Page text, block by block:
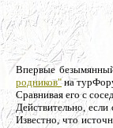
Впервые
родников"на
Сравнивая его с
Действительно,
Известно, что